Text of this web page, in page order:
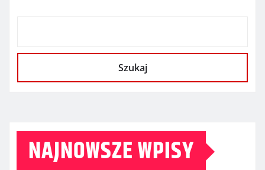
Szukaj
NAJNOWSZE WPISY